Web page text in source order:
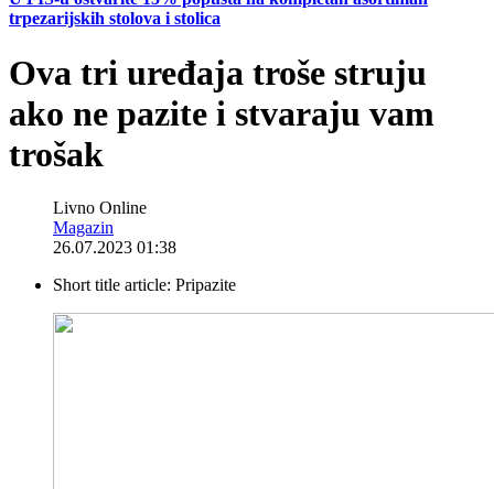
trpezarijskih stolova i stolica
Ova tri uređaja troše struju
ako ne pazite i stvaraju vam
trošak
Livno Online
Magazin
26.07.2023 01:38
Short title article: Pripazite